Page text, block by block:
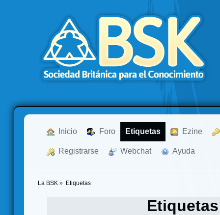
Inicio Foro Etiquetas Ezine
Registrarse Webchat Ayuda
La BSK » Etiquetas